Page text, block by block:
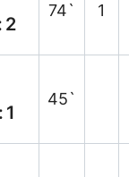
74` 1
45`